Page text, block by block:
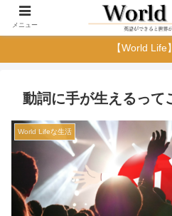
【World Life
動詞に手が生えるって
World Lifeな生活
メニュー